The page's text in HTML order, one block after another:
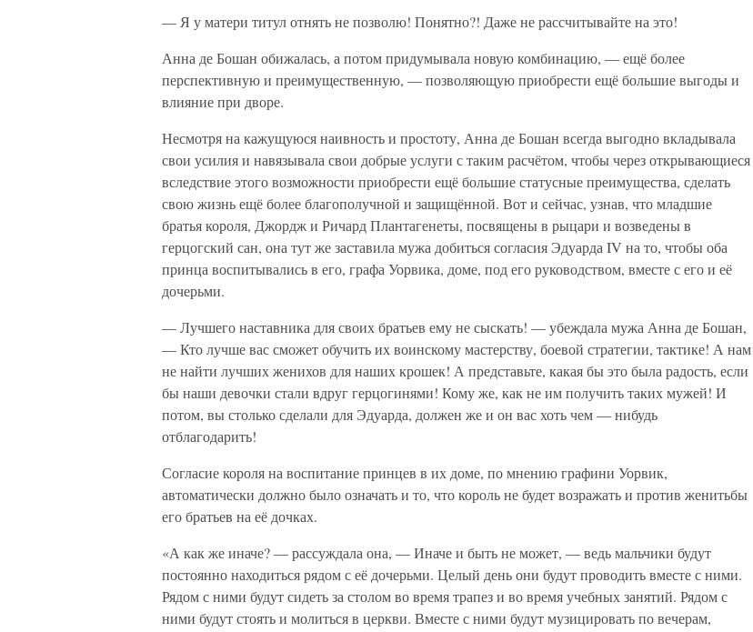
— Я у матери титул отнять не позволю! Понятно?! Даже не рассчитывайте на это!
Анна де Бошан обижалась, а потом придумывала новую комбинацию, — ещё более
перспективную и преимущественную, — позволяющую приобрести ещё большие выгоды и
влияние при дворе.
Несмотря на кажущуюся наивность и простоту, Анна де Бошан всегда выгодно вкладывала
свои усилия и навязывала свои добрые услуги с таким расчётом, чтобы через открывающиеся
вследствие этого возможности приобрести ещё большие статусные преимущества, сделать
свою жизнь ещё более благополучной и защищённой. Вот и сейчас, узнав, что младшие
братья короля, Джордж и Ричард Плантагенеты, посвящены в рыцари и возведены в
герцогский сан, она тут же заставила мужа добиться согласия Эдуарда IV на то, чтобы оба
принца воспитывались в его, графа Уорвика, доме, под его руководством, вместе с его и её
дочерьми.
— Лучшего наставника для своих братьев ему не сыскать! — убеждала мужа Анна де Бошан,
— Кто лучше вас сможет обучить их воинскому мастерству, боевой стратегии, тактике! А нам
не найти лучших женихов для наших крошек! А представьте, какая бы это была радость, если
бы наши девочки стали вдруг герцогинями! Кому же, как не им получить таких мужей! И
потом, вы столько сделали для Эдуарда, должен же и он вас хоть чем — нибудь
отблагодарить!
Согласие короля на воспитание принцев в их доме, по мнению графини Уорвик,
автоматически должно было означать и то, что король не будет возражать и против женитьбы
его братьев на её дочках.
«А как же иначе? — рассуждала она, — Иначе и быть не может, — ведь мальчики будут
постоянно находиться рядом с её дочерьми. Целый день они будут проводить вместе с ними.
Рядом с ними будут сидеть за столом во время трапез и во время учебных занятий. Рядом с
ними будут стоять и молиться в церкви. Вместе с ними будут музицировать по вечерам,